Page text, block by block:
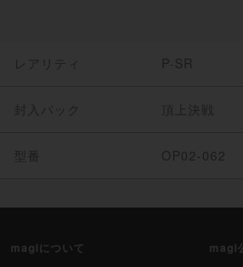
レアリティ P-SR
封入パック 頂上決戦
型番 OP02-062
magiについて magi